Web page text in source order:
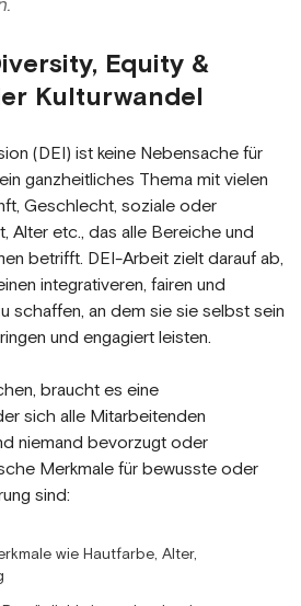
Equity &
Kulturwandel
(DEI) ist keine Nebensache für
ganzheitliches Thema mit vielen
Geschlecht, soziale oder
Alter etc., das alle Bereiche und
betrifft. DEI-Arbeit zielt darauf ab,
integrativeren, fairen und
schaffen, an dem sie sie selbst sein
und engagiert leisten.
braucht es eine
sich alle Mitarbeitenden
niemand bevorzugt oder
Merkmale für bewusste oder
sind:
wie Hautfarbe, Alter,